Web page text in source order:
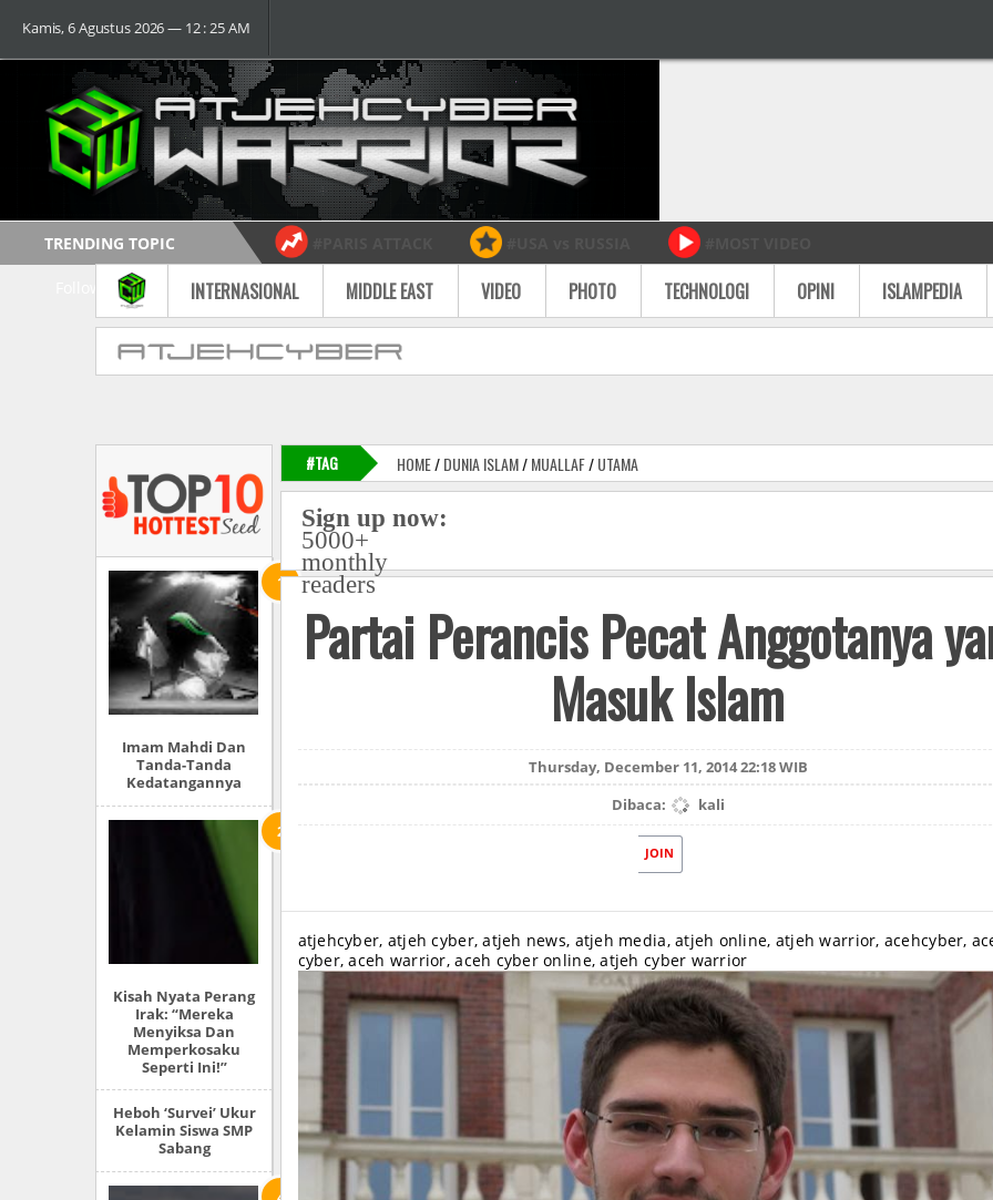
Kamis, 6 Agustus 2026 ― 12 : 25 AM
TRENDING TOPIC
INTERNASIONAL MIDDLE EAST VIDEO PHOTO TECHNOLOGI OPINI ISLAMPEDIA
Imam Mahdi Dan
Tanda-Tanda
Kedatangannya
Kisah Nyata Perang
Irak: “Mereka
Menyiksa Dan
Memperkosaku
Seperti Ini!”
Heboh ‘Survei’ Ukur
Kelamin Siswa SMP
Sabang
#TAG HOME/DUNIA ISLAM/MUALLAF/UTAMA
Sign up now:
5000+
monthly
readers
Partai Perancis Pecat Anggotanya
Masuk Islam
Thursday, December 11, 2014 22:18 WIB
Dibaca:
kali
JOIN
atjehcyber, atjeh cyber, atjeh news, atjeh media, atjeh online, atjeh warrior, acehcyber,
cyber, aceh warrior, aceh cyber online, atjeh cyber warrior